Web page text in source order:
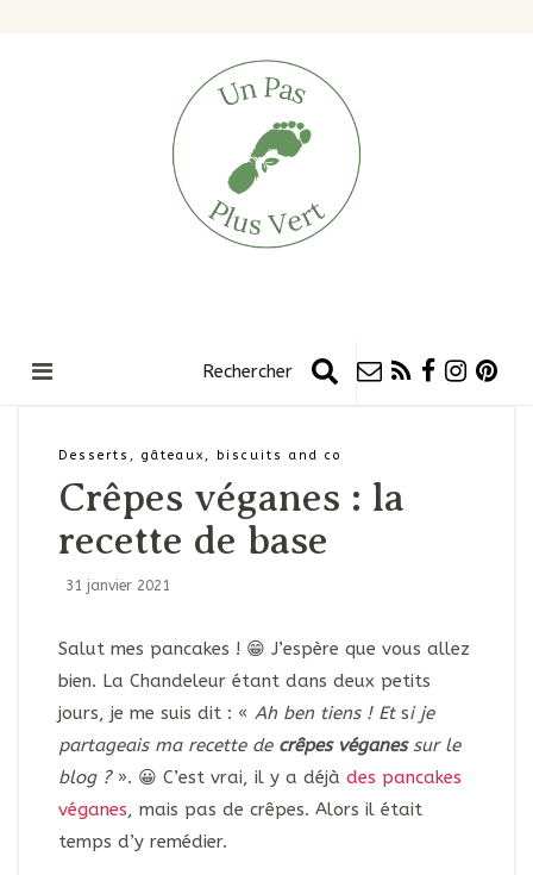
Desserts, gâteaux, biscuits and co
Crêpes véganes : la
recette de base
31 janvier 2021
Salut mes pancakes ! 😁 J’espère que vous allez
bien. La Chandeleur étant dans deux petits
jours, je me suis dit : « Ah ben tiens ! Etsi je
partageais ma recette de crêpes véganessur le
blog ?». 😀 C’est vrai, il y a déjà des pancakes
véganes, mais pas de crêpes. Alors il était
temps d’y remédier.